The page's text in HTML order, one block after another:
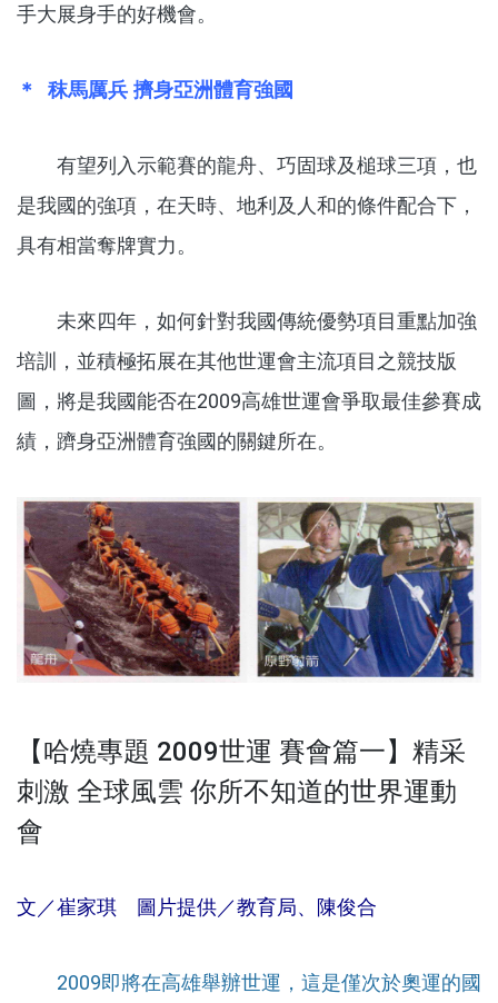
手大展身手的好機會。
＊ 秣馬厲兵 擠身亞洲體育強國
有望列入示範賽的龍舟、巧固球及槌球三項，也
是我國的強項，在天時、地利及人和的條件配合下，
具有相當奪牌實力。
未來四年，如何針對我國傳統優勢項目重點加強
培訓，並積極拓展在其他世運會主流項目之競技版
圖，將是我國能否在2009高雄世運會爭取最佳參賽成
績，躋身亞洲體育強國的關鍵所在。
【哈燒專題 2009世運 賽會篇一】精采
刺激 全球風雲 你所不知道的世界運動
會
文／崔家琪 圖片提供／教育局、陳俊合
2009即將在高雄舉辦世運，這是僅次於奧運的國